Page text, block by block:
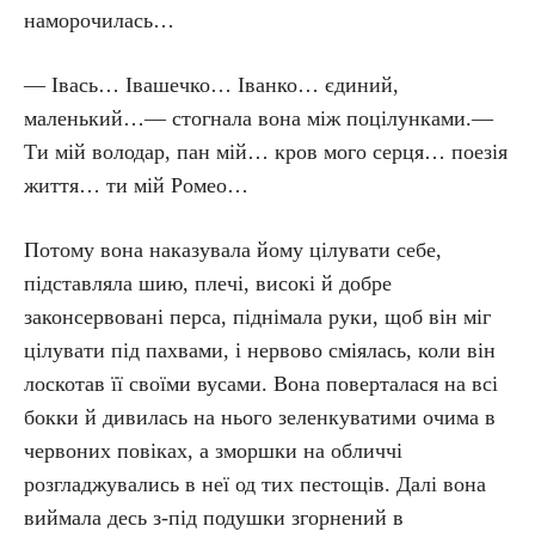
наморочилась…
— Івась… Івашечко… Іванко… єдиний,
маленький…— стогнала вона між поцілунками.—
Ти мій володар, пан мій… кров мого серця… поезія
життя… ти мій Ромео…
Потому вона наказувала йому цілувати себе,
підставляла шию, плечі, високі й добре
законсервовані перса, піднімала руки, щоб він міг
цілувати під пахвами, і нервово сміялась, коли він
лоскотав її своїми вусами. Вона поверталася на всі
бокки й дивилась на нього зеленкуватими очима в
червоних повіках, а зморшки на обличчі
розгладжувались в неї од тих пестощів. Далі вона
виймала десь з-під подушки згорнений в